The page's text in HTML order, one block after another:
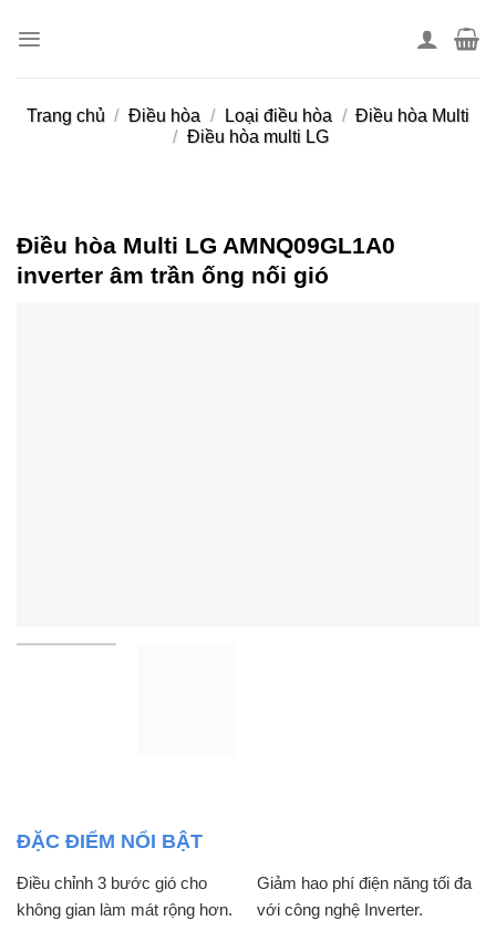
Trang chủ / Điều hòa / Loại điều hòa / Điều hòa Multi
/ Điều hòa multi LG
Điều hòa Multi LG AMNQ09GL1A0
inverter âm trần ống nối gió
ĐẶC ĐIỂM NỔI BẬT
Điều chỉnh 3 bước gió cho
không gian làm mát rộng hơn.
Giảm hao phí điện năng tối đa
với công nghệ Inverter.